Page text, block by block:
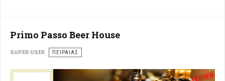
Primo Passo Beer House
SUPER USER ΠΕΙΡΑΙΆΣ